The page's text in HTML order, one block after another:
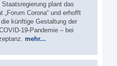
plant das
„Forum Corona“ und erhofft
künftige Gestaltung der
19-Pandemie – bei
mehr...